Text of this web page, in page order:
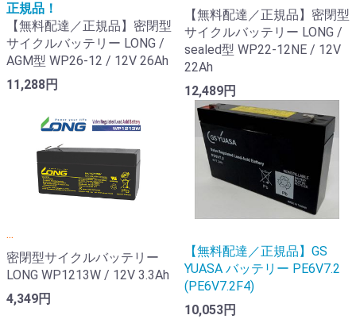
正規品！
【無料配達／正規品】密閉型
サイクルバッテリー LONG /
AGM型 WP26-12 / 12V 26Ah
11,288円
【無料配達／正規品】密閉型
サイクルバッテリー LONG /
sealed型 WP22-12NE / 12V
22Ah
12,489円
...
密閉型サイクルバッテリー
LONG WP1213W / 12V 3.3Ah
4,349円
【無料配達／正規品】GS
YUASA バッテリー PE6V7.2
(PE6V7.2F4)
10,053円